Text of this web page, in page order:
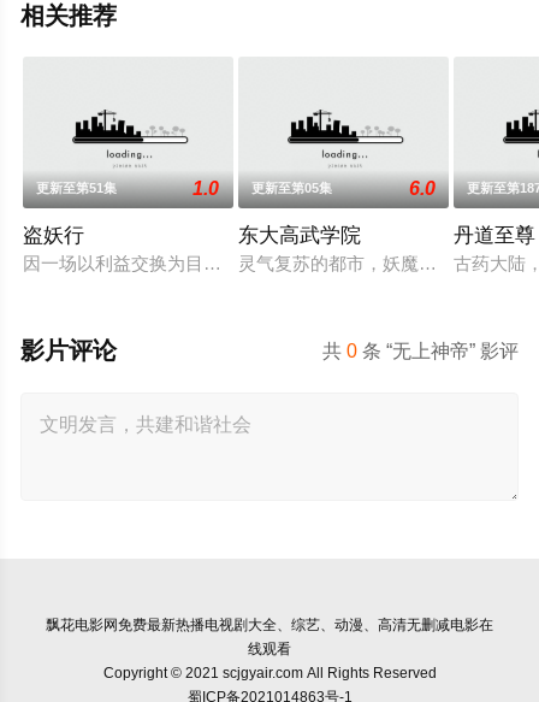
相关推荐
更新至第51集 1.0
盗妖行
因一场以利益交换为目的的联姻，太玄楼刺客江元与九璇宗圣
更新至第05集 6.0
东大高武学院
灵气复苏的都市，妖魔入侵威胁来袭
更新至第
丹道至尊
古药大陆
共0 条 “无上神帝” 影评
影片评论
飘花电影网免费最新热播电视剧大全、综艺、动漫、高清无删减电影在
线观看
Copyright © 2021 scjgyair.com All Rights Reserved
蜀ICP备2021014863号-1